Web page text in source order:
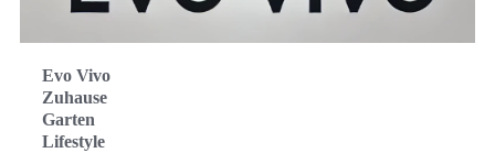
Evo Vivo
Zuhause
Garten
Lifestyle